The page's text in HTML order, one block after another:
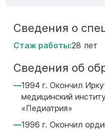
Сведения о
Стаж работы:28 лет
Сведения об
1994 г. Окончил
медицинский
«Педиатрия»
1996 г. Окончил